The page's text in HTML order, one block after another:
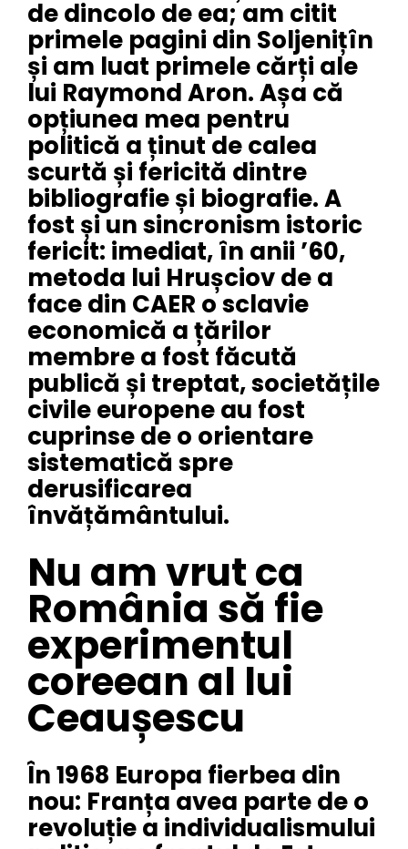
de dincolo de ea; am citit
primele pagini din Soljenițîn
și am luat primele cărți ale
lui Raymond Aron. Așa că
opțiunea mea pentru
politică a ținut de calea
scurtă și fericită dintre
bibliografie și biografie. A
fost și un sincronism istoric
fericit: imediat, în anii ’60,
metoda lui Hrușciov de a
face din CAER o sclavie
economică a țărilor
membre a fost făcută
publică și treptat, societățile
civile europene au fost
cuprinse de o orientare
sistematică spre
derusificarea
învățământului.
Nu am vrut ca
România să fie
experimentul
coreean al lui
Ceaușescu
În 1968 Europa fierbea din
nou: Franța avea parte de o
revoluție a individualismului